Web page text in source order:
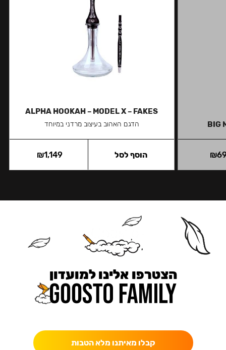
BIG
₪
ALPHA HOOKAH – MODEL X – FAKES
הדגם האהוב בעיצוב מרדני במיוחד
₪1,149 הוסף לסל
הצטרפו אלינו למועדון
קבלו מאיתנו מלא הטבות